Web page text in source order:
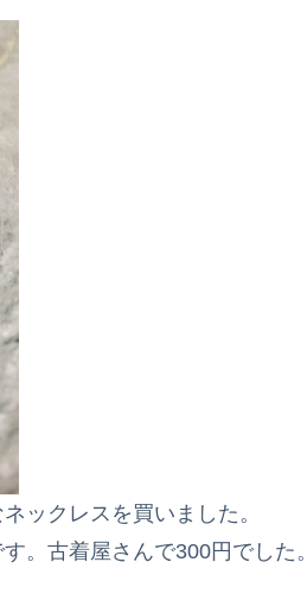
ックレスを買いました。
。古着屋さんで300円でした。